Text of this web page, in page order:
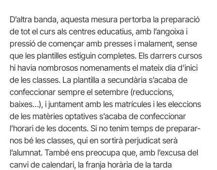
D’altra banda, aquesta mesura pertorba la preparació
de tot el curs als centres educatius, amb l’angoixa i
pressió de començar amb presses i malament, sense
que les plantilles estiguin completes. Els darrers cursos
hi havia nombrosos nomenaments el mateix dia d’inici
de les classes. La plantilla a secundària s’acaba de
confeccionar sempre el setembre (reduccions,
baixes…), i juntament amb les matrícules i les eleccions
de les matèries optatives s’acaba de confeccionar
l’horari de les docents. Si no tenim temps de preparar-
nos bé les classes, qui en sortirà perjudicat serà
l’alumnat. També ens preocupa que, amb l’excusa del
canvi de calendari, la franja horària de la tarda